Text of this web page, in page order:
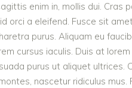
enim in, mollis dui. Cras
orci a eleifend. Fusce sit
purus. Aliquam eu
cursus iaculis. Duis at
purus ut aliquet ultrices.
nascetur ridiculus mus.